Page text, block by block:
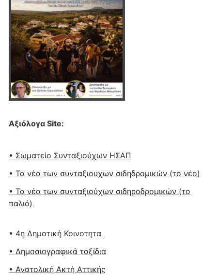
Αξιόλογα Site:
• Σωματείο Συνταξιούχων ΗΣΑΠ
• Τα νέα των συνταξιουχων σιδηδρομικών (το νέο)
• Τα νέα των συνταξιούχων σιδηροδρομικών (το
παλιό)
• 4η Δημοτική Κοινοτητα
• Δημοσιογραφικά ταξίδια
• Ανατολική Ακτή Αττικής